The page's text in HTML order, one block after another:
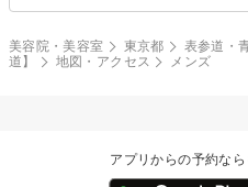
美容院・美容室 東京都 表参道・
道】
地図・アクセス メンズ
アプリからの予約な